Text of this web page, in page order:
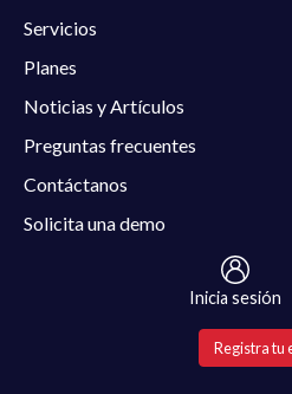
Servicios
Planes
Noticias y Artículos
Preguntas frecuentes
Contáctanos
Solicita una demo
Inicia sesión
Registra tu